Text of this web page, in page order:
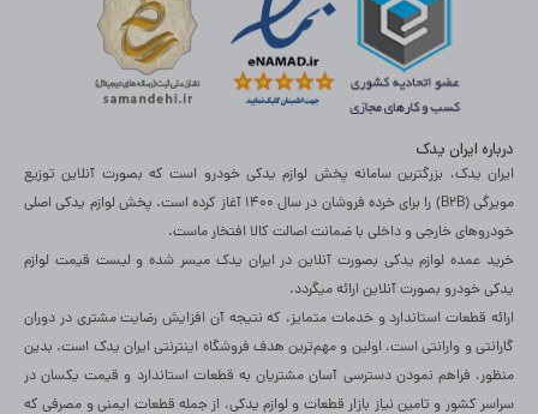
درباره ایران یدک
ایران یدک، بزرگترین سامانه پخش لوازم یدکی خودرو است که بصورت آنلاین توزیع
مویرگی (B2B) را برای خرده فروشان در سال 1400 آغاز کرده است. پخش لوازم یدکی اصلی
خودروهای خارجی و داخلی با ضمانت اصالت کالا افتخار ماست.
خرید عمده لوازم یدکی بصورت آنلاین در ایران یدک میسر شده و لیست قیمت لوازم
یدکی خودرو بصورت آنلاین ارائه میگردد.
ارائه قطعات استاندارد و خدمات متمایز، که نتیجه آن افزایش رضایت مشتری در دوران
گارانتی و وارانتی است، اولین و مهم‌ترین هدف فروشگاه اینترنتی ایران یدک است. بدین
منظور، فراهم نمودن دسترسی آسان مشتریان به قطعات استاندارد و قیمت یکسان در
سراسر کشور و تامین نیاز بازار قطعات و لوازم یدکی، از جمله قطعات ایمنی و مصرفی که